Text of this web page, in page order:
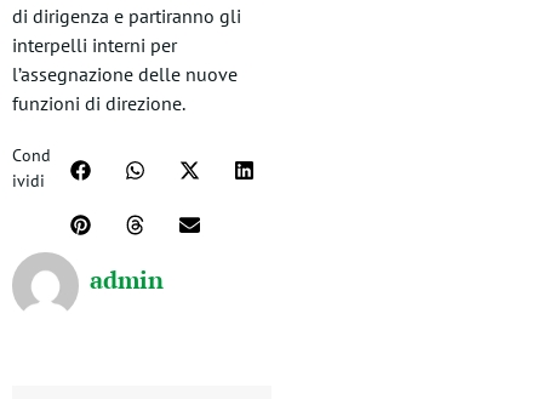
di dirigenza e partiranno gli
interpelli interni per
l’assegnazione delle nuove
funzioni di direzione.
Cond
ividi
admin